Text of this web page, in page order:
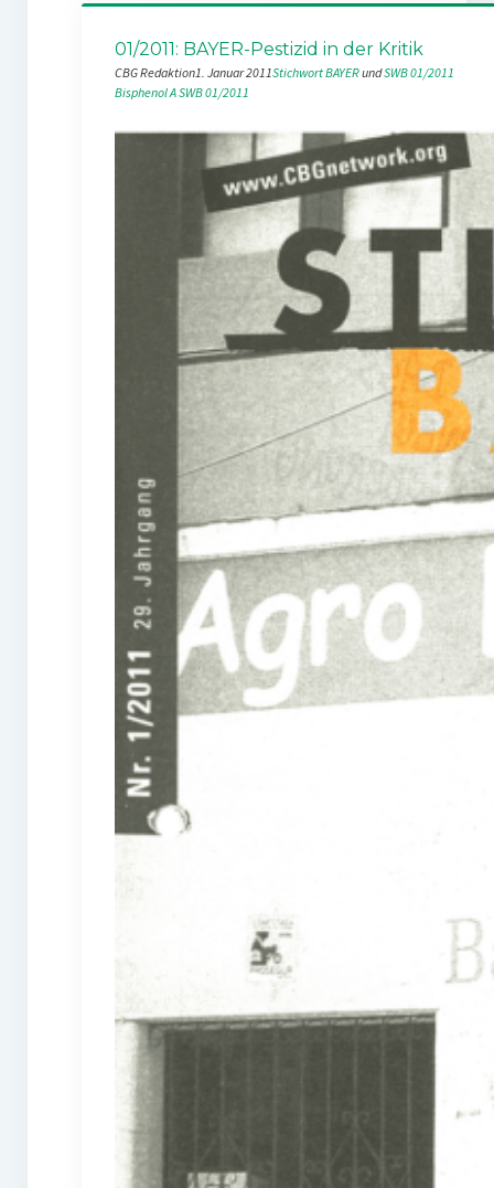
01/2011: BAYER-Pestizid in der Kritik
CBG Redaktion1. Januar 2011Stichwort BAYER und SWB 01/2011
Bisphenol ASWB 01/2011